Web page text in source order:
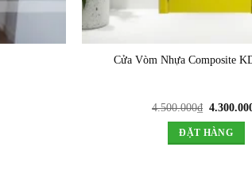
Cửa Vòm Nhựa Composite
4.500.000₫ Giá
là:
ĐẶT HÀNG